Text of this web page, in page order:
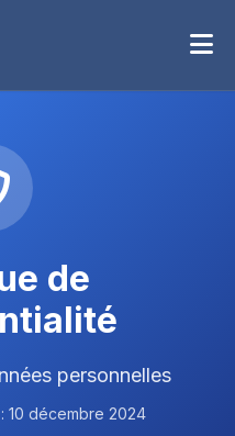
de
personnelles
10 décembre 2024